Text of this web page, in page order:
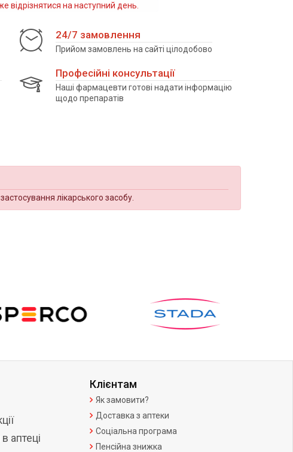
відрізнятися на наступний день.
24/7 замовлення
Прийом замовлень на сайті цілодобово
Професійні консультації
Наші фармацевти готові надати інформацію
щодо препаратів
лікарського засобу.
аптеці
Клієнтам
Як замовити?
Доставка з аптеки
Соціальна програма
Пенсійна знижка